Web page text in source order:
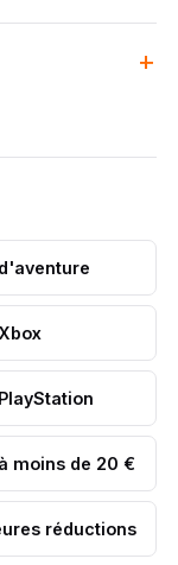
moins de 20 €
réductions